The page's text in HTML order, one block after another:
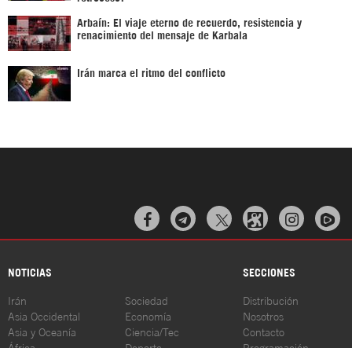
Arbaín: El viaje eterno de recuerdo, resistencia y
renacimiento del mensaje de Karbala
Irán marca el ritmo del conflicto
  
NOTICIAS SECCIONES
Irán
Asia Occidental
Asia y Oceanía
África
Sociedad
Economía
Ciencia/Tec
Deporte
Distribución
Nosotros
Contacto
Programación